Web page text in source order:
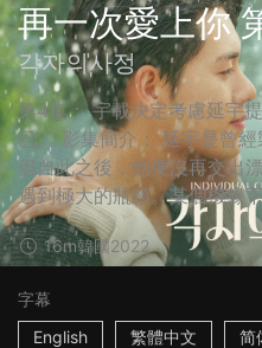
再一次愛上你
각자의사정
第4集： 宇載決定考慮延宇
已。 影集簡介： 延宇是曾
但自此之後，他便沒再交出
遇到極大的瓶頸。某個機緣
16m韓國2022
字幕
English
繁體中文 简